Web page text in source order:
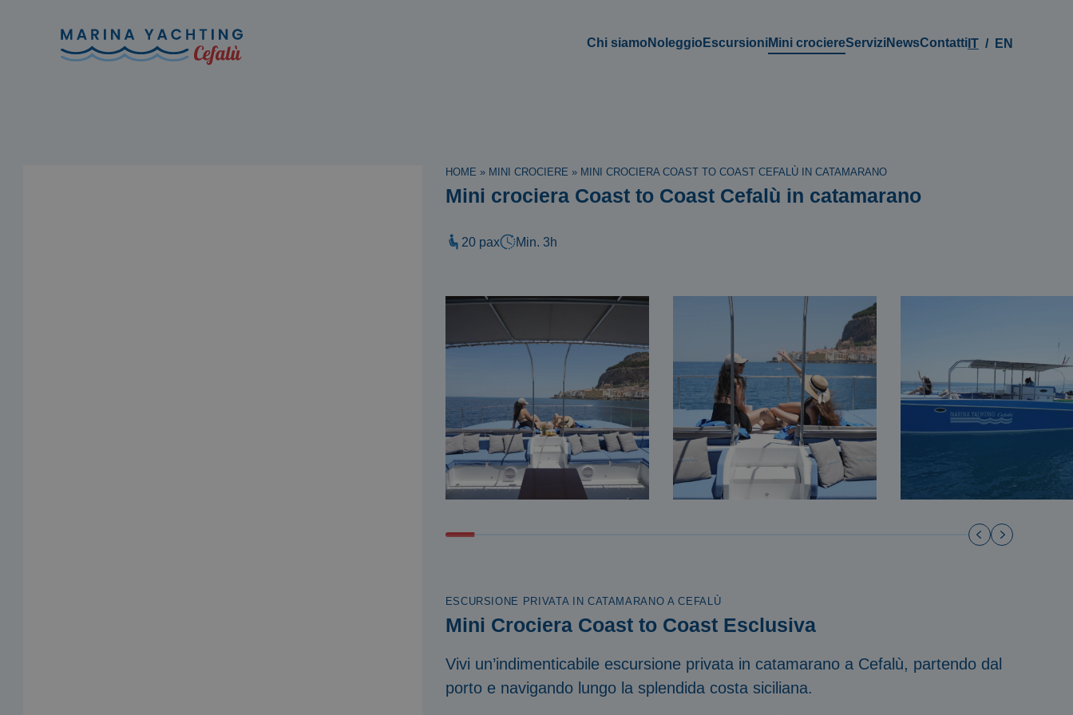
Chi siamo Noleggio EscursioniMini crociereServiziNewsContattiIT EN
HOME » MINI CROCIERE » MINI CROCIERA COAST TO COAST CEFALÙ IN CATAMARANO
Mini crociera Coast to Coast Cefalù in catamarano
20 pax Min. 3h
ESCURSIONE PRIVATA IN CATAMARANO A CEFALÙ
Mini Crociera Coast to Coast Esclusiva
Vivi un’indimenticabile escursione privata in catamarano a Cefalù, partendo dal
porto e navigando lungo la splendida costa siciliana.